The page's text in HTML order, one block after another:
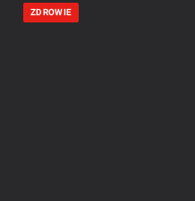
ZDROWIE